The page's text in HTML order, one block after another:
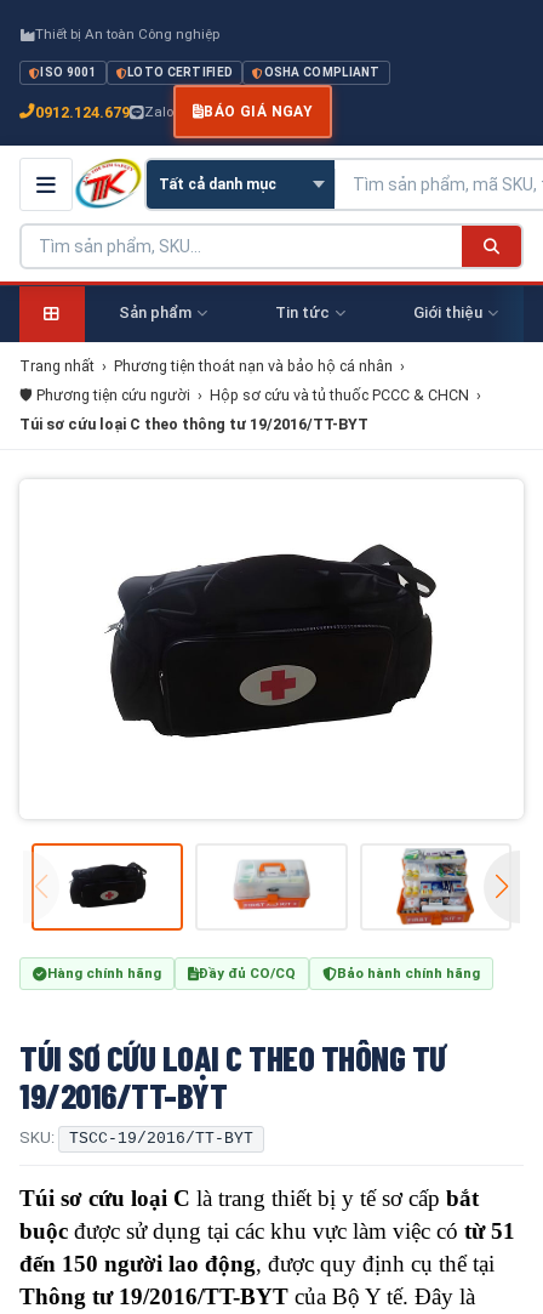
Thiết bị An toàn Công nghiệp
ISO 9001 LOTO CERTIFIED OSHA COMPLIANT
0912.124.679 Zalo BÁO GIÁ NGAY
Sản phẩm Tin tức Giới thiệu
Trang nhất › Phương tiện thoát nạn và bảo hộ cá nhân ›
🛡️ Phương tiện cứu người › Hộp sơ cứu và tủ thuốc PCCC & CHCN ›
Túi sơ cứu loại C theo thông tư 19/2016/TT-BYT
Hàng chính hãng Đầy đủ CO/CQ Bảo hành chính hãng
TÚI SƠ CỨU LOẠI C THEO THÔNG TƯ
19/2016/TT-BYT
SKU: TSCC-19/2016/TT-BYT
Túi sơ cứu loại C là trang thiết bị y tế sơ cấp bắt
buộc được sử dụng tại các khu vực làm việc có từ 51
đến 150 người lao động, được quy định cụ thể tại
Thông tư 19/2016/TT-BYT của Bộ Y tế. Đây là